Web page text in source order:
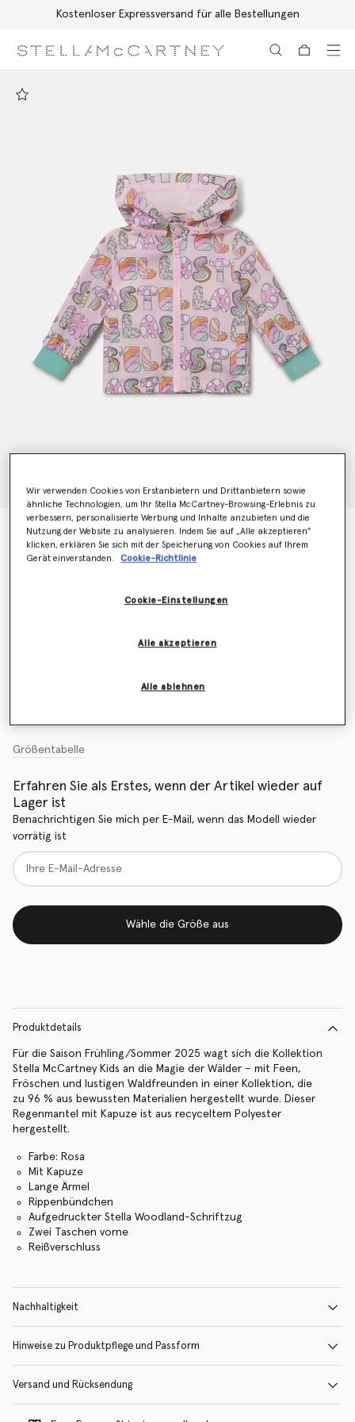
Kostenloser Expressversand für alle Bestellungen
Regenmantel mit Kapuze und Stella Woodland-
Schriftzug
Preis reduziert von
€135.00bis
€81.00
Größentabelle
Erfahren Sie als Erstes, wenn der Artikel wieder auf
Lager ist
Benachrichtigen Sie mich per E-Mail, wenn das Modell wieder
vorrätig ist
Wähle die Größe aus
Produktdetails
Für die Saison Frühling/Sommer 2025 wagt sich die Kollektion
Stella McCartney Kids an die Magie der Wälder – mit Feen,
Fröschen und lustigen Waldfreunden in einer Kollektion, die
zu 96 % aus bewussten Materialien hergestellt wurde. Dieser
Regenmantel mit Kapuze ist aus recyceltem Polyester
hergestellt.
Farbe: Rosa
Mit Kapuze
Lange Ärmel
Rippenbündchen
Aufgedruckter Stella Woodland-Schriftzug
Zwei Taschen vorne
Reißverschluss
Nachhaltigkeit
Hinweise zu Produktpflege und Passform
Versand und Rücksendung
Wir verwenden Cookies von Erstanbietern und Drittanbietern sowie
ähnliche Technologien, um Ihr Stella McCartney-Browsing-Erlebnis zu
verbessern, personalisierte Werbung und Inhalte anzubieten und die
Nutzung der Website zu analysieren. Indem Sie auf „Alle akzeptieren"
klicken, erklären Sie sich mit der Speicherung von Cookies auf Ihrem
Gerät einverstanden.
Cookie-Richtlinie
Cookie-Einstellungen
Alle ablehnen
Alle akzeptieren